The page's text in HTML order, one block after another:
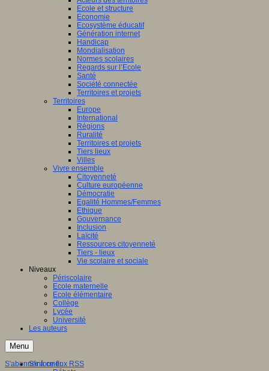
Ecole et structure
Economie
Ecosystème éducatif
Génération internet
Handicap
Mondialisation
Normes scolaires
Regards sur l’Ecole
Santé
Société connectée
Territoires et projets
Territoires
Europe
International
Régions
Ruralité
Territoires et projets
Tiers lieux
Villes
Vivre ensemble
Citoyenneté
Culture européenne
Démocratie
Egalité Hommes/Femmes
Ethique
Gouvernance
Inclusion
Laïcité
Ressources citoyenneté
Tiers - lieux
Vie scolaire et sociale
Niveaux
Périscolaire
Ecole maternelle
Ecole élémentaire
Collège
Lycée
Université
Les auteurs
Menu
S'informer
S'abonner à ce flux RSS